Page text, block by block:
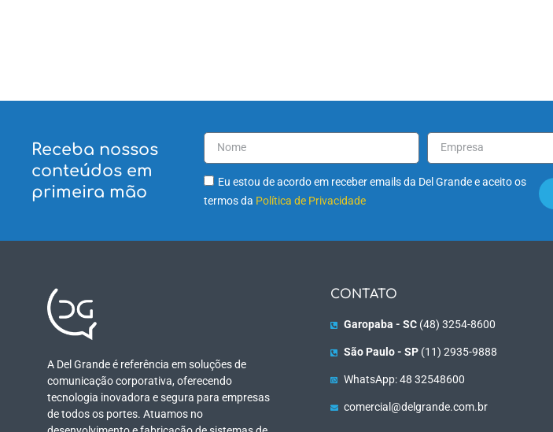
Receba nossos
conteúdos em
primeira mão
Eu estou de acordo em receber emails da Del Grande e aceito os
termos da Política de Privacidade
A Del Grande é referência em soluções de
comunicação corporativa, oferecendo
tecnologia inovadora e segura para empresas
de todos os portes. Atuamos no
CONTATO
Garopaba - SC (48) 3254-8600
São Paulo - SP (11) 2935-9888
WhatsApp: 48 32548600
comercial@delgrande.com.br